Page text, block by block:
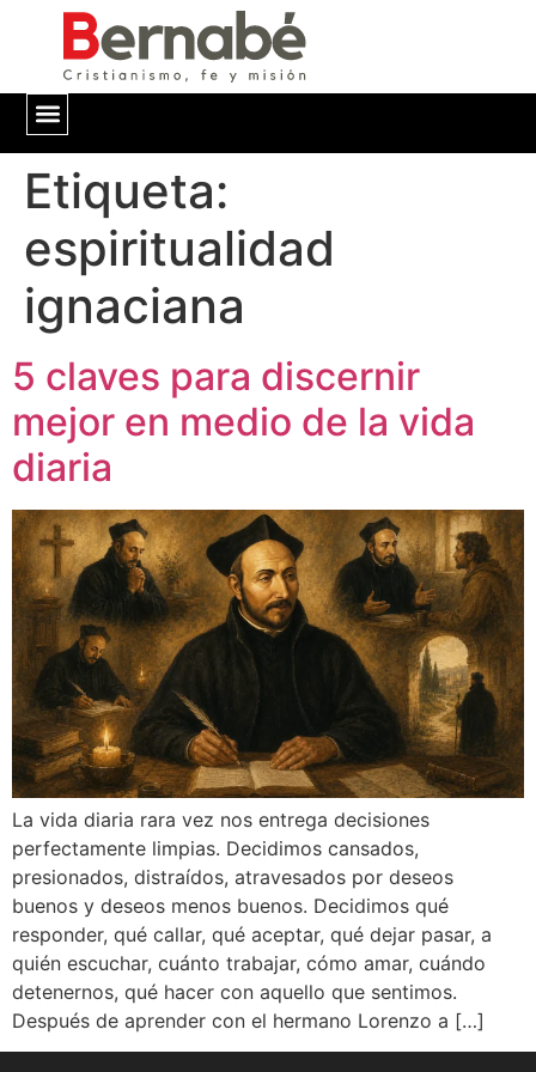
Etiqueta:
espiritualidad
ignaciana
5 claves para discernir
mejor en medio de la vida
diaria
La vida diaria rara vez nos entrega decisiones
perfectamente limpias. Decidimos cansados,
presionados, distraídos, atravesados por deseos
buenos y deseos menos buenos. Decidimos qué
responder, qué callar, qué aceptar, qué dejar pasar, a
quién escuchar, cuánto trabajar, cómo amar, cuándo
detenernos, qué hacer con aquello que sentimos.
Después de aprender con el hermano Lorenzo a […]